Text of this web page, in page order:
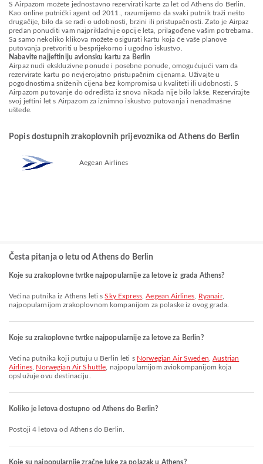
S Airpazom možete jednostavno rezervirati karte za let od Athens do Berlin.
Kao online putnički agent od 2011., razumijemo da svaki putnik traži nešto
drugačije, bilo da se radi o udobnosti, brzini ili pristupačnosti. Zato je Airpaz
predan ponuditi vam najprikladnije opcije leta, prilagođene vašim potrebama.
Sa samo nekoliko klikova možete osigurati kartu koja će vaše planove
putovanja pretvoriti u besprijekorno i ugodno iskustvo.
Nabavite najjeftiniju avionsku kartu za Berlin
Airpaz nudi ekskluzivne ponude i posebne ponude, omogućujući vam da
rezervirate kartu po nevjerojatno pristupačnim cijenama. Uživajte u
pogodnostima sniženih cijena bez kompromisa u kvaliteti ili udobnosti. S
Airpazom putovanje do odredišta iz snova nikada nije bilo lakše. Rezervirajte
svoj jeftini let s Airpazom za iznimno iskustvo putovanja i nenadmašne
uštede.
Popis dostupnih zrakoplovnih prijevoznika od Athens do Berlin
Aegean Airlines
Česta pitanja o letu od Athens do Berlin
Koje su zrakoplovne tvrtke najpopularnije za letove iz grada Athens?
Većina putnika iz Athens leti sSky Express ,Aegean Airlines Ryanair,
najpopularnijom zrakoplovnom kompanijom za polaske iz ovog grada.
Koje su zrakoplovne tvrtke najpopularnije za letove za Berlin?
Većina putnika koji putuju u Berlin leti s Norwegian Air Sweden ,Austrian
Airlines Norwegian Air Shuttle , najpopularnijom aviokompanijom koja
opslužuje ovu destinaciju.
Koliko je letova dostupno od Athens do Berlin?
Postoji 4 letova od Athens do Berlin.
Koje su najpopularnije zračne luke za polazak u Athens?